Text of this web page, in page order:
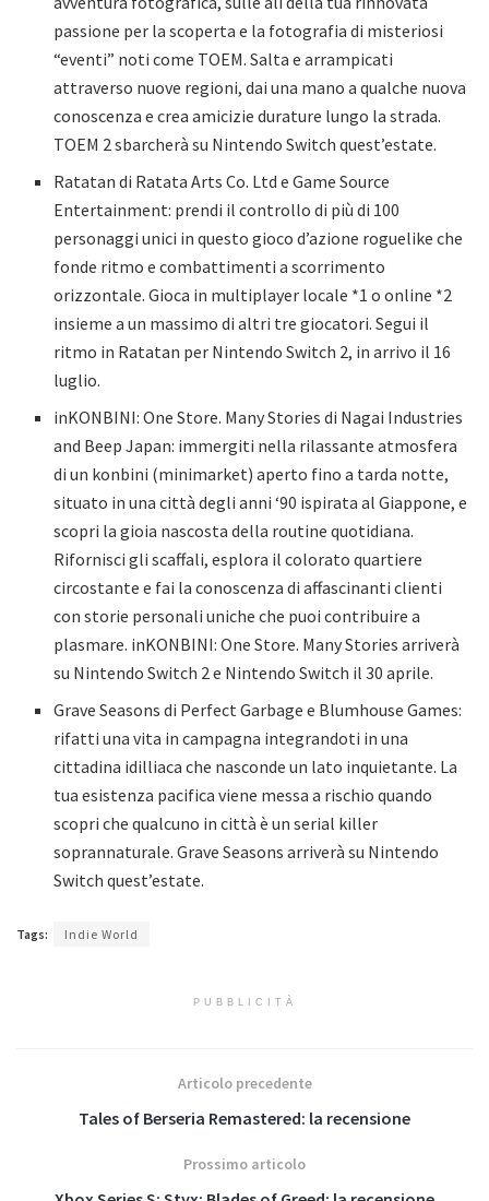
passione per la scoperta e la fotografia di misteriosi
“eventi” noti come TOEM. Salta e arrampicati
attraverso nuove regioni, dai una mano a qualche nuova
conoscenza e crea amicizie durature lungo la strada.
TOEM 2 sbarcherà su Nintendo Switch quest’estate.
Ratatan di Ratata Arts Co. Ltd e Game Source
Entertainment: prendi il controllo di più di 100
personaggi unici in questo gioco d’azione roguelike che
fonde ritmo e combattimenti a scorrimento
orizzontale. Gioca in multiplayer locale *1 o online *2
insieme a un massimo di altri tre giocatori. Segui il
ritmo in Ratatan per Nintendo Switch 2, in arrivo il 16
luglio.
inKONBINI: One Store. Many Stories di Nagai Industries
and Beep Japan: immergiti nella rilassante atmosfera
di un konbini (minimarket) aperto fino a tarda notte,
situato in una città degli anni ‘90 ispirata al Giappone, e
scopri la gioia nascosta della routine quotidiana.
Rifornisci gli scaffali, esplora il colorato quartiere
circostante e fai la conoscenza di affascinanti clienti
con storie personali uniche che puoi contribuire a
plasmare. inKONBINI: One Store. Many Stories arriverà
su Nintendo Switch 2 e Nintendo Switch il 30 aprile.
Grave Seasons di Perfect Garbage e Blumhouse Games:
rifatti una vita in campagna integrandoti in una
cittadina idilliaca che nasconde un lato inquietante. La
tua esistenza pacifica viene messa a rischio quando
scopri che qualcuno in città è un serial killer
soprannaturale. Grave Seasons arriverà su Nintendo
Switch quest’estate.
Tags: Indie World
PUBBLICITÀ
Articolo precedente
Tales of Berseria Remastered: la recensione
Prossimo articolo